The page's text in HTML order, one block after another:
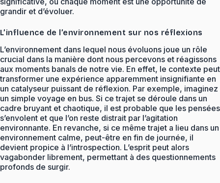
grandir et d’évoluer.
L’influence de l’environnement sur nos réflexions
L’environnement dans lequel nous évoluons joue un rôle
crucial dans la manière dont nous percevons et réagissons
aux moments banals de notre vie. En effet, le contexte peut
transformer une expérience apparemment insignifiante en
un catalyseur puissant de réflexion. Par exemple, imaginez
un simple voyage en bus. Si ce trajet se déroule dans un
cadre bruyant et chaotique, il est probable que les pensées
s’envolent et que l’on reste distrait par l’agitation
environnante. En revanche, si ce même trajet a lieu dans un
environnement calme, peut-être en fin de journée, il
devient propice à l’introspection. L’esprit peut alors
vagabonder librement, permettant à des questionnements
profonds de surgir.